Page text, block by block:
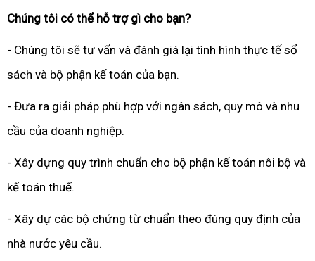
Chúng tôi có thể hỗ trợ gì cho bạn?
- Chúng tôi sẽ tư vấn và đánh giá lại tình hình thực tế sổ
sách và bộ phận kế toán của bạn.
- Đưa ra giải pháp phù hợp với ngân sách, quy mô và nhu
cầu của doanh nghiệp.
- Xây dựng quy trình chuẩn cho bộ phận kế toán nôi bộ và
kế toán thuế.
- Xây dự các bộ chứng từ chuẩn theo đúng quy định của
nhà nước yêu cầu.